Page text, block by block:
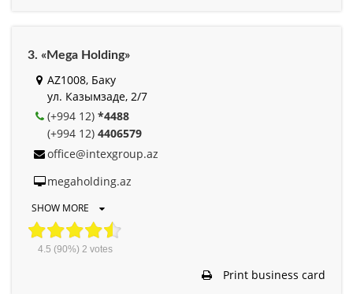
3. «Mega Holding»
AZ1008, Баку
ул. Казымзаде, 2/7
(+994 12) *4488
(+994 12) 4406579
office@intexgroup.az
megaholding.az
SHOW MORE
4.5 (90%) 2 votes
Print business card